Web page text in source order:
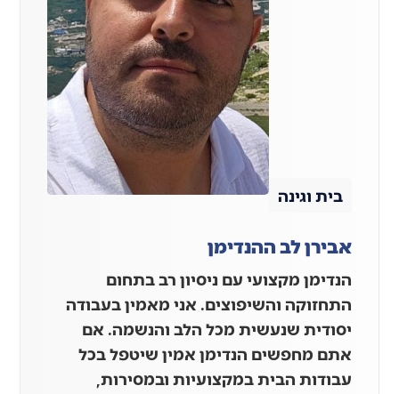
בית וגינה
אבירן לב ההנדימן
הנדימן מקצועי עם ניסיון רב בתחום
התחזוקה והשיפוצים. אני מאמין בעבודה
יסודית שנעשית מכל הלב והנשמה. אם
אתם מחפשים הנדימן אמין שיטפל בכל
עבודות הבית במקצועיות ובמסירות,